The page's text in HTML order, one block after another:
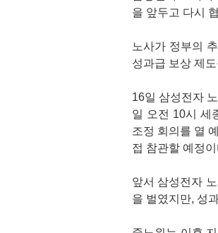
을 앞두고 다시
노사가 정부의
성과급 보상 제
16일 삼성전자
일 오전 10시 세
조정 회의를 열
접 참관할 예정이
앞서 삼성전자
을 벌였지만, 성